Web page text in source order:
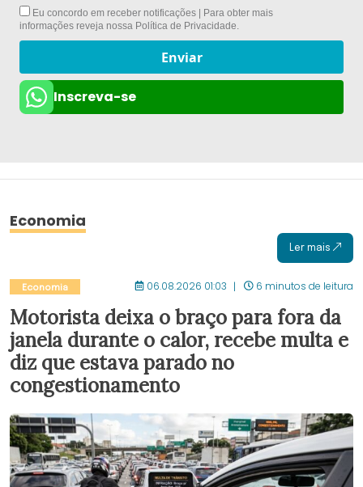
Eu concordo em receber notificações | Para obter mais
informações reveja nossa Política de Privacidade.
Enviar
Inscreva-se
Economia
Ler mais
Economia 06.08.2026 01:03 6 minutos de leitura
Motorista deixa o braço para fora da
janela durante o calor, recebe multa e
diz que estava parado no
congestionamento